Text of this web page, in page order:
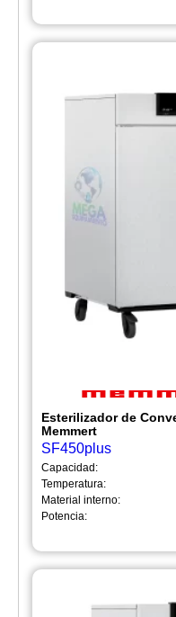
Esterilizador de
Memmert
SF450plus
Capacidad:
Temperatura:
Material interno:
Potencia: